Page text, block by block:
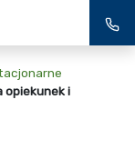
opiekunek i